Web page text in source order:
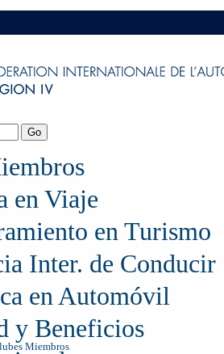
Miembros
en Viaje
en Turismo
Inter. de Conducir
en Automóvil
y Beneficios